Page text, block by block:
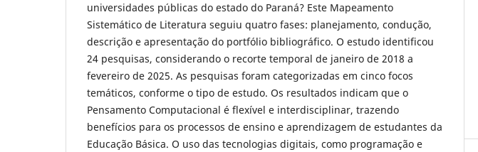
universidades públicas do estado do Paraná? Este Mapeamento
Sistemático de Literatura seguiu quatro fases: planejamento, condução,
descrição e apresentação do portfólio bibliográfico. O estudo identificou
24 pesquisas, considerando o recorte temporal de janeiro de 2018 a
fevereiro de 2025. As pesquisas foram categorizadas em cinco focos
temáticos, conforme o tipo de estudo. Os resultados indicam que o
Pensamento Computacional é flexível e interdisciplinar, trazendo
benefícios para os processos de ensino e aprendizagem de estudantes da
Educação Básica. O uso das tecnologias digitais, como programação e